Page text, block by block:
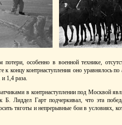
особенно в военной технике,
к концу контрнаступления оно уравнялось
1,4 раза.
в контрнаступлении под Москвой
Б. Лиддел Гарт подчеркивал, что эта
тяготы и непрерывные бои в